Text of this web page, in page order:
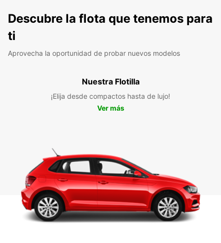
Descubre la flota que tenemos para
ti
Aprovecha la oportunidad de probar nuevos modelos
Nuestra Flotilla
¡Elija desde compactos hasta de lujo!
Ver más